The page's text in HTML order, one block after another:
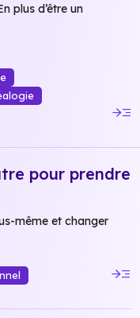
plus d’être un
read_more
pour prendre
même et changer
read_more